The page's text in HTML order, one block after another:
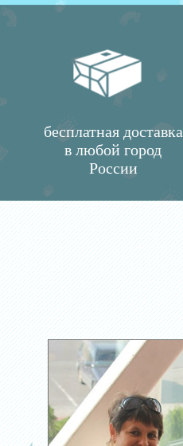
бесплатная доставка
в любой город
России